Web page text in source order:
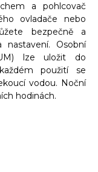
a pohlcovač
ovladače nebo
bezpečně a
Osobní
lze uložit do
použití se
vodou. Noční
hodinách.